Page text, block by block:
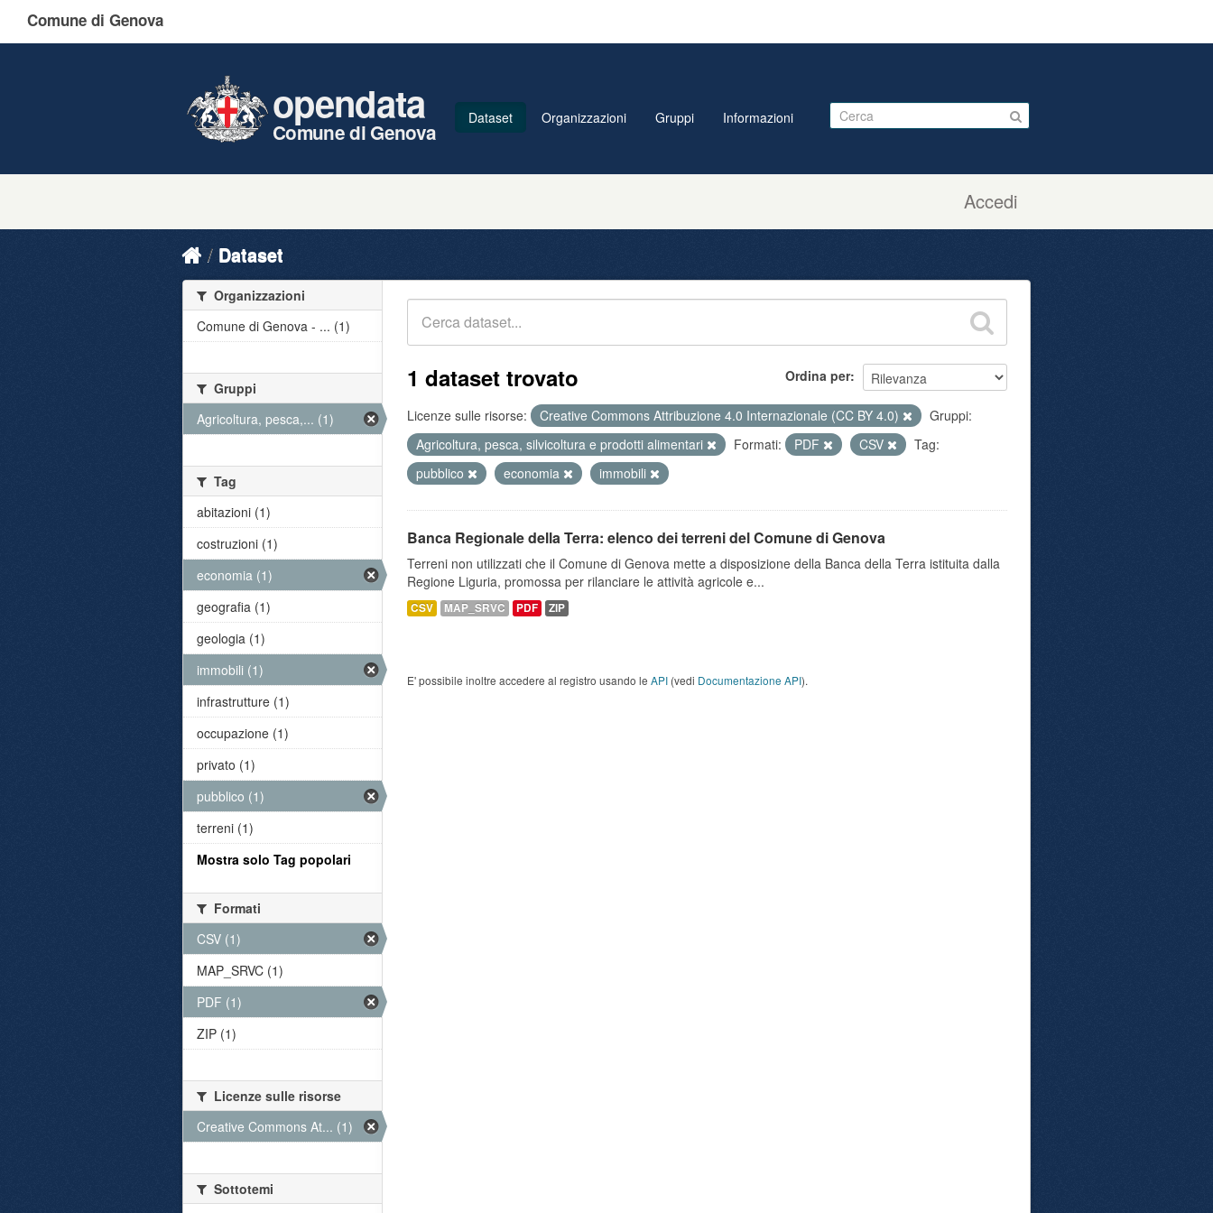
Comune di Genova
Accedi
opendata
Comune di Genova
Dataset Organizzazioni Gruppi Informazioni
Dataset
Ordina per
1 dataset trovato
Licenze sulle risorse: Creative Commons Attribuzione 4.0 Internazionale (CC BY 4.0)
Gruppi:
Agricoltura, pesca, silvicoltura e prodotti alimentari
Formati: PDF CSV
Tag:
pubblico
economia immobili
Banca Regionale della Terra: elenco dei terreni del Comune di Genova
Terreni non utilizzati che il Comune di Genova mette a disposizione della Banca della Terra istituita dalla
Regione Liguria, promossa per rilanciare le attività agricole e...
CSV MAP_SRVC PDF ZIP
E' possibile inoltre accedere al registro usando le API (vedi Documentazione API).
Organizzazioni
Comune di Genova - ... (1)
Gruppi
Agricoltura, pesca,... (1)
Tag
abitazioni (1)
costruzioni (1)
economia (1)
geografia (1)
geologia (1)
immobili (1)
infrastrutture (1)
occupazione (1)
privato (1)
pubblico (1)
terreni (1)
Mostra solo Tag popolari
Formati
CSV (1)
MAP_SRVC (1)
PDF (1)
ZIP (1)
Licenze sulle risorse
Creative Commons At... (1)
Sottotemi